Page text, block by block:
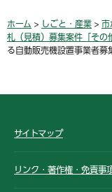
ホーム > しごと・産業 > 市
札（見積）募集案件「その
る自動販売機設置事業者募
サイトマップ
リンク・著作権・免責事